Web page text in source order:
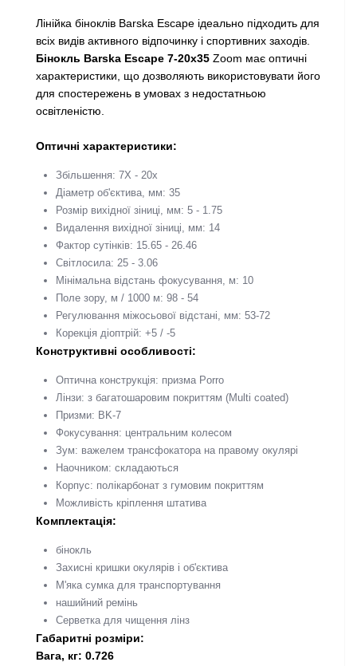
Лінійка біноклів Barska Escape ідеально підходить для
всіх видів активного відпочинку і спортивних заходів.
Бінокль Barska Escape 7-20x35 Zoom має оптичні
характеристики, що дозволяють використовувати його
для спостережень в умовах з недостатньою
освітленістю.
Оптичні характеристики:
Збільшення: 7Х - 20x
Діаметр об'єктива, мм: 35
Розмір вихідної зіниці, мм: 5 - 1.75
Видалення вихідної зіниці, мм: 14
Фактор сутінків: 15.65 - 26.46
Світлосила: 25 - 3.06
Мінімальна відстань фокусування, м: 10
Поле зору, м / 1000 м: 98 - 54
Регулювання міжосьової відстані, мм: 53-72
Корекція діоптрій: +5 / -5
Конструктивні особливості:
Оптична конструкція: призма Porro
Лінзи: з багатошаровим покриттям (Multi coated)
Призми: BK-7
Фокусування: центральним колесом
Зум: важелем трансфокатора на правому окулярі
Наочником: складаються
Корпус: полікарбонат з гумовим покриттям
Можливість кріплення штатива
Комплектація:
бінокль
Захисні кришки окулярів і об'єктива
М'яка сумка для транспортування
нашийний ремінь
Серветка для чищення лінз
Габаритні розміри:
Вага, кг: 0.726